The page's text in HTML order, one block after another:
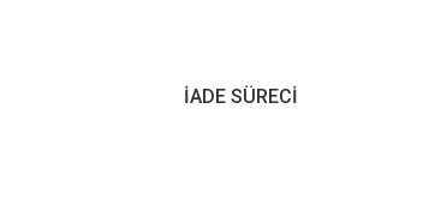
İADE SÜRECİ